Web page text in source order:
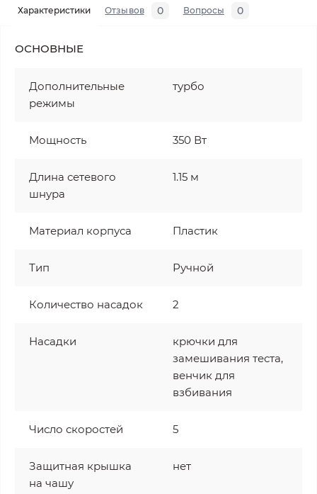
Характеристики Отзывов 0 Вопросы 0
ОСНОВНЫЕ
Дополнительные
режимы
турбо
Мощность 350 Вт
Длина сетевого
шнура
1.15 м
Материал корпуса Пластик
Тип Ручной
Количество насадок 2
Насадки
крючки для
замешивания теста,
венчик для
взбивания
Число скоростей 5
Защитная крышка
на чашу
нет